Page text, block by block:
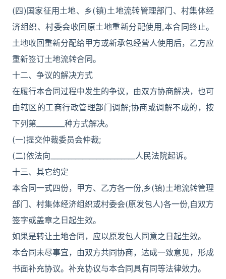
(四)国家征用土地、乡(镇)土地流转管理部门、村集体经
济组织、村委会收回原土地重新分配使用,本合同终止。
土地收回重新分配给甲方或新承包经营人使用后，乙方应
重新签订土地流转合同。
十二、争议的解决方式
在履行本合同过程中发生的争议，由双方协商解决，也可
由辖区的工商行政管理部门调解;协商或调解不成的，按
下列第________种方式解决。
(一)提交仲裁委员会仲裁;
(二)依法向________________________人民法院起诉。
十三、其它约定
本合同一式四份，甲方、乙方各一份,乡(镇)土地流转管理
部门、村集体经济组织或村委会(原发包人)各一份,自双方
签字或盖章之日起生效。
如果是转让土地合同，应以原发包人同意之日起生效。
本合同未尽事宜，由双方共同协商，达成一致意见，形成
书面补充协议。补充协议与本合同具有同等法律效力。